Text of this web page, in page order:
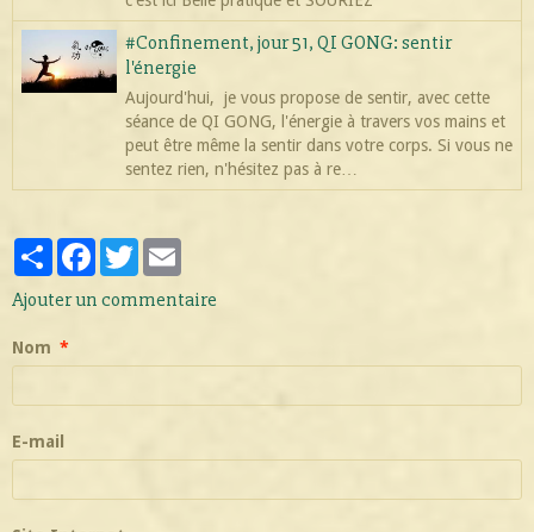
#Confinement, jour 51, QI GONG: sentir
l'énergie
Aujourd'hui, je vous propose de sentir, avec cette
séance de QI GONG, l'énergie à travers vos mains et
peut être même la sentir dans votre corps. Si vous ne
sentez rien, n'hésitez pas à re…
PartagerFacebookTwitter
Ajouter un commentaire
Nom
E-mail